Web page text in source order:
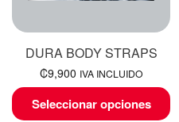
DURA BODY STRAPS
₡9,900 IVA INCLUIDO
Seleccionar opciones